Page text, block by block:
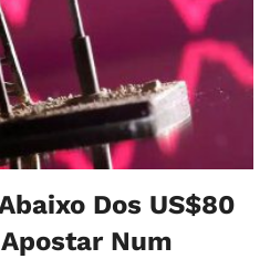
Dos US$80
Num